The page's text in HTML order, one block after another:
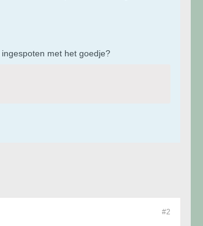
met het goedje?
#2